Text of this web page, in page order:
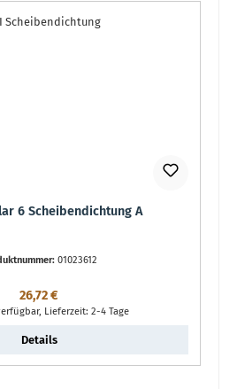
6 Scheibendichtung A
01023612
Regulärer Preis:
26,72 €
Lieferzeit: 2-4 Tage
Details